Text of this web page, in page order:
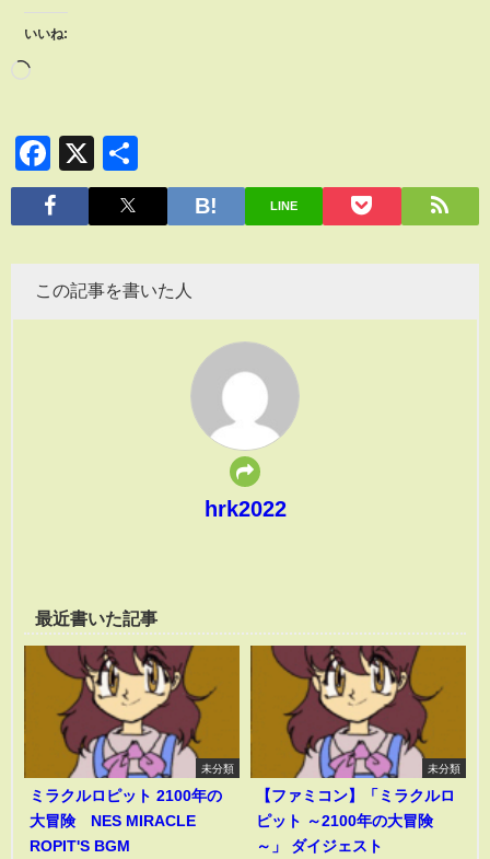
いいね:
Facebook
X
有
LINE
この記事を書いた人
hrk2022
最近書いた記事
未分類
ミラクルロピット 2100年の
大冒険 NES MIRACLE
ROPIT'S BGM
未分類
【ファミコン】「ミラクルロ
ピット ～2100年の大冒険
～」 ダイジェスト